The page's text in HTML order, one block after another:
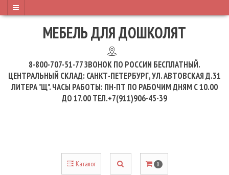
МЕБЕЛЬ ДЛЯ ДОШКОЛЯТ
8-800-707-51-77ЗВОНОК ПО РОССИИ БЕСПЛАТНЫЙ.
ЦЕНТРАЛЬНЫЙ СКЛАД: САНКТ-ПЕТЕРБУРГ, УЛ. АВТОВСКАЯ Д.31
ЛИТЕРА "Щ". ЧАСЫ РАБОТЫ: ПН-ПТ ПО РАБОЧИМ ДНЯМ С 10.00
ДО 17.00 ТЕЛ.+7(911)906-45-39
Каталог 0